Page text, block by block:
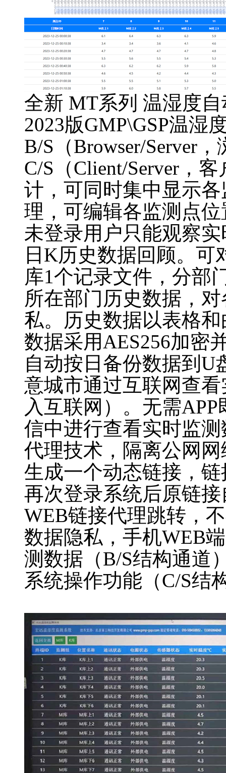
全新 MT系列 温湿度
2023版GMP\GSP温湿
B/S（Browser/Server
C/S（Client/Server，
计，可同时集中显示
理，可编辑各监测点
未登录用户只能观察
日K历史数据回顾。可
库1个记录文件，分部
所在部门历史数据，
私。历史数据以表格
数据采用AES256加密
自动按日备份数据到U
意城市通过互联网查
入互联网）。无需
信中进行查看实时监
代理技术，隔离公网
生成一个动态链接，
再次登录系统后原链
WEB链接代理跳转，
数据隐私，手机WEB
测数据（B/S结构通道
系统操作功能（C/S结